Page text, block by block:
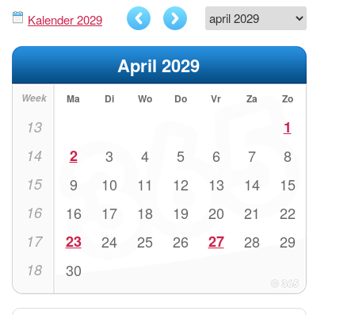
Kalender 2029
April 2029
Week Ma Di Wo Do Vr Za Zo
13 1
14 2 3 4 5 6 7 8
15 9 10 11 12 13 14 15
16 16 17 18 19 20 21 22
17 23 24 25 26 27 28 29
18 30